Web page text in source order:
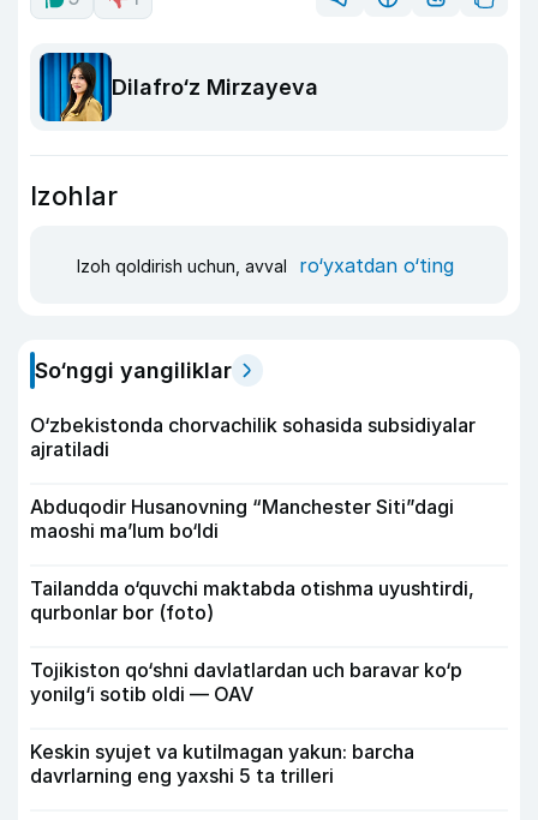
Dilafro‘z Mirzayeva
Izohlar
Izoh qoldirish uchun, avval ro‘yxatdan o‘ting
So‘nggi yangiliklar
O‘zbekistonda chorvachilik sohasida subsidiyalar
ajratiladi
Abduqodir Husanovning “Manchester Siti”dagi
maoshi ma’lum bo‘ldi
Tailandda o‘quvchi maktabda otishma uyushtirdi,
qurbonlar bor (foto)
Tojikiston qo‘shni davlatlardan uch baravar ko‘p
yonilg‘i sotib oldi — OAV
Keskin syujet va kutilmagan yakun: barcha
davrlarning eng yaxshi 5 ta trilleri